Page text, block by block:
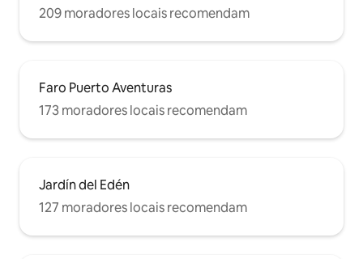
209 moradores locais recomendam
Faro Puerto Aventuras
173 moradores locais recomendam
Jardín del Edén
127 moradores locais recomendam